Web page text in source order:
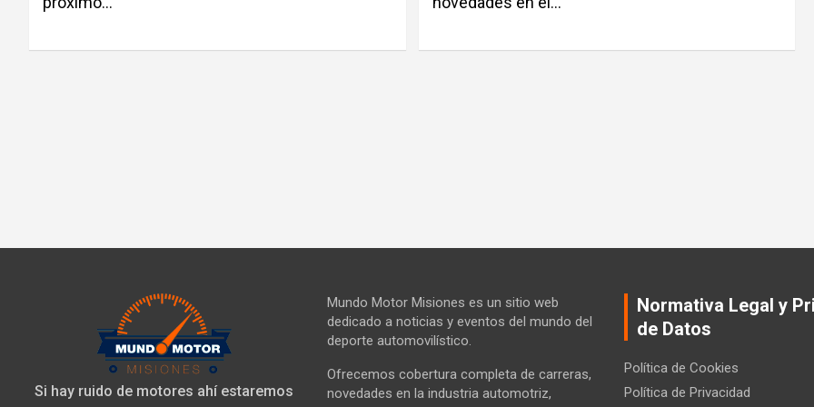
Si hay ruido de motores ahí estaremos
Mundo Motor Misiones es un sitio web
dedicado a noticias y eventos del mundo del
deporte automovilístico.
Ofrecemos cobertura completa de carreras,
novedades en la industria automotriz,
Normativa Legal y
de Datos
Política de Cookies
Política de Privacidad